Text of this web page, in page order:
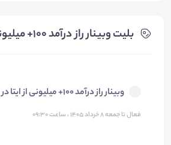
بلیت‌ وبینار راز درآمد 100+ میلیونی از بله در 21 روز
وبینار راز درآمد 100+ میلیونی از ایتا در 21 روز
فعال تا جمعه ۸ خرداد ۱۴۰۵ ، ساعت ۰۹:۳۰